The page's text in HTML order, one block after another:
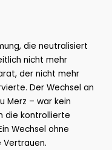
die neutralisiert
nicht mehr
der nicht mehr
Der Wechsel an
Merz – war kein
die kontrollierte
Wechsel ohne
Vertrauen.